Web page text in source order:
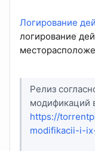
Логирование
логирование
Релиз
модификаций
https://
modifikacii-i-